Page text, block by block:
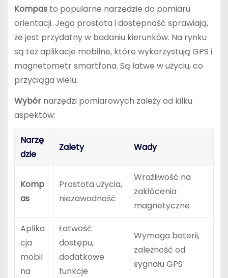
Kompasto popularne narzędzie do pomiaru
orientacji. Jego prostota i dostępność sprawiają,
że jest przydatny w badaniu kierunków. Na rynku
są też aplikacje mobilne, które wykorzystują GPS i
magnetometr smartfona. Są łatwe w użyciu, co
przyciąga wielu.
Wybórnarzędzi pomiarowych zależy od kilku
aspektów:
Narzę
dzie
Zalety Wady
Komp
as
Prostota użycia,
niezawodność
Wrażliwość na
zakłócenia
magnetyczne
Aplika
cja
mobil
na
Łatwość
dostępu,
dodatkowe
funkcje
Wymaga baterii,
zależność od
sygnału GPS